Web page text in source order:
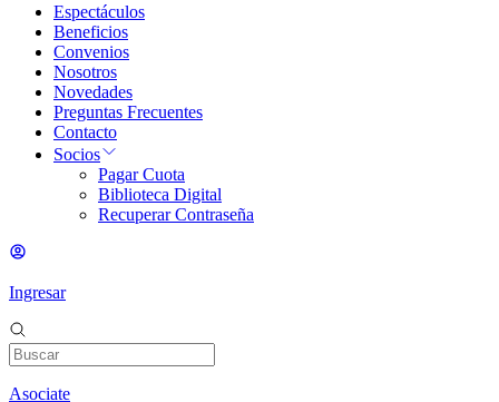
Espectáculos
Beneficios
Convenios
Nosotros
Novedades
Preguntas Frecuentes
Contacto
Socios
Pagar Cuota
Biblioteca Digital
Recuperar Contraseña
Ingresar
Asociate